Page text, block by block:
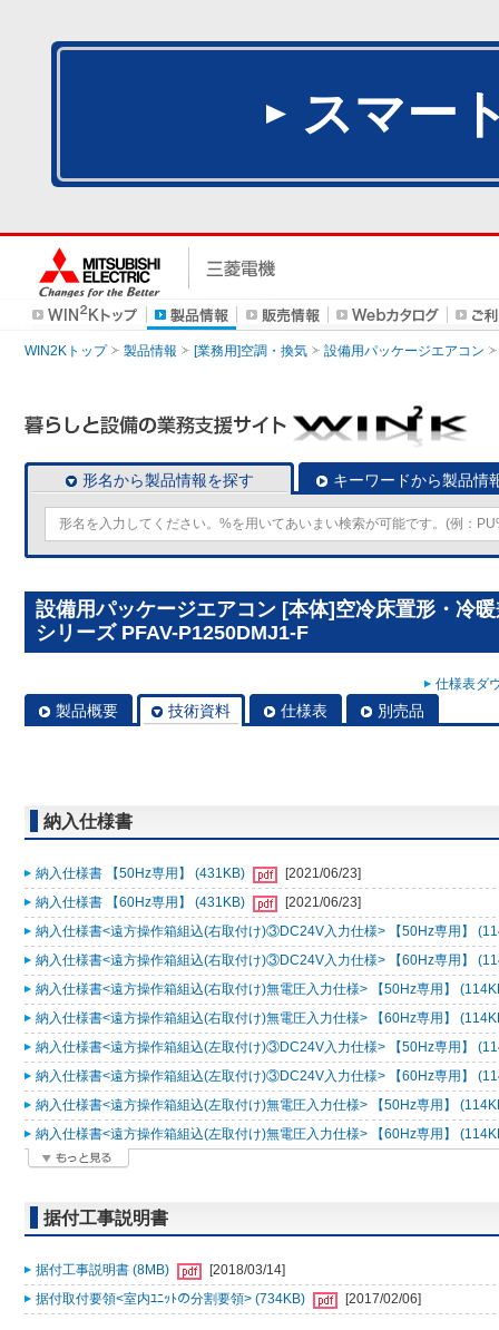
スマー
WIN2Kトップ 製品情報 [業務用]空調・換気 設備用パッケージエアコン
形名から製品情報を探す キーワードから製品情
設備用パッケージエアコン [本体]空冷床置形・冷
シリーズ PFAV-P1250DMJ1-F
仕様表ダ
製品概要 技術資料 仕様表 別売品
納入仕様書
納入仕様書 【50Hz専用】 (431KB)
[2021/06/23]
納入仕様書 【60Hz専用】 (431KB)
[2021/06/23]
納入仕様書<遠方操作箱組込(右取付け)③DC24V入力仕様> 【50Hz専用】
納入仕様書<遠方操作箱組込(右取付け)③DC24V入力仕様> 【60Hz専用】
納入仕様書<遠方操作箱組込(右取付け)無電圧入力仕様> 【50Hz専用】
納入仕様書<遠方操作箱組込(右取付け)無電圧入力仕様> 【60Hz専用】
納入仕様書<遠方操作箱組込(左取付け)③DC24V入力仕様> 【50Hz専用】
納入仕様書<遠方操作箱組込(左取付け)③DC24V入力仕様> 【60Hz専用】
納入仕様書<遠方操作箱組込(左取付け)無電圧入力仕様> 【50Hz専用】
納入仕様書<遠方操作箱組込(左取付け)無電圧入力仕様> 【60Hz専用】
据付工事説明書
据付工事説明書 (8MB)
[2018/03/14]
据付取付要領<室内ﾕﾆｯﾄの分割要領> (734KB)
[2017/02/06]